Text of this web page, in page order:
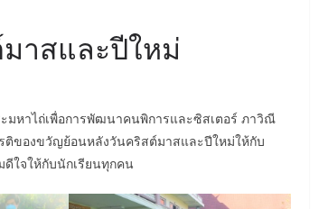
าสและปีใหม่
มหาไถ่เพื่อการพัฒนาคนพิการและซิสเตอร์ ภาวิณี
ติของขวัญย้อนหลังวันคริสต์มาสและปีใหม่ให้กับ
ใจให้กับนักเรียนทุกคน